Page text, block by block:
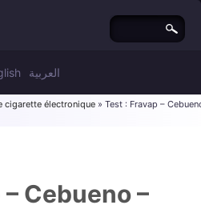
العربية
cigarette électronique » Test : Fravap –
Cebueno –